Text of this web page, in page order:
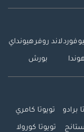
فوردلاند روفرهيونداي
بورش
برادو تويوتا كامري
تويوتا كورولا